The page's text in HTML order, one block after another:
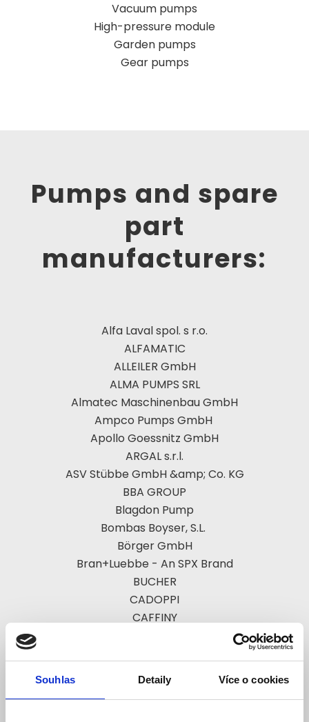
Souhlas Detaily Více o cookies
Vacuum pumps
High-pressure module
Garden pumps
Gear pumps
Pumps and spare
part
manufacturers:
Alfa Laval spol. s r.o.
ALFAMATIC
ALLEILER GmbH
ALMA PUMPS SRL
Almatec Maschinenbau GmbH
Ampco Pumps GmbH
Apollo Goessnitz GmbH
ARGAL s.r.l.
ASV Stübbe GmbH &amp; Co. KG
BBA GROUP
Blagdon Pump
Bombas Boyser, S.L.
Börger GmbH
Bran+Luebbe - An SPX Brand
BUCHER
CADOPPI
CAFFINY
Corode (NL)